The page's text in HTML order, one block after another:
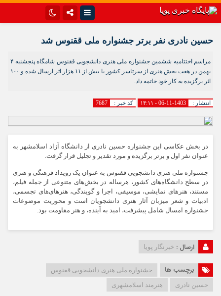
آپارات اپلیکیشن
حسین نادری نفر برتر جشنواره ملی ققنوس شد
مراسم اختتامیه ششمین جشنواره ملی هنری دانشجویی ققنوس شامگاه پنجشنبه ۴
بهمن در هفت بخش هنری از سرتاسر کشور با بیش از ۱۱ هزار اثر ارسال شده و ۱۰۰
اثر برگزیده به کار خود خاتمه داد.
انتشار : 1403-11-06 - ۱۳:۱۱ کد خبر : 7687
در بخش عکاسی این جشنواره حسین نادری از دانشگاه آزاد اسلامشهر به
عنوان نفر اول و برتر برگزیده و مورد تقدیر و تجلیل قرار گرفت.
جشنواره ملی هنری دانشجویی ققنوس به عنوان یک رویداد فرهنگی و هنری
در سطح دانشگاه‌های کشور، هرساله در بخش‌های متنوعی از جمله فیلم،
مستند، هنرهای نمایشی، موسیقی، اجرا و گویندگی، هنرهای‌های تجسمی،
ادبیات و شعر میزبان آثار هنری دانشجویان است و محوریت موضوعات
جشنواره امسال شامل پیشرفت، امید به آینده، و هنر مقاومت بود.
ارسال : خبرنگار پویا
برچسب ها
جشنواره ملی هنری دانشجویی ققنوس
حسین نادری
هنرمند اسلامشهری